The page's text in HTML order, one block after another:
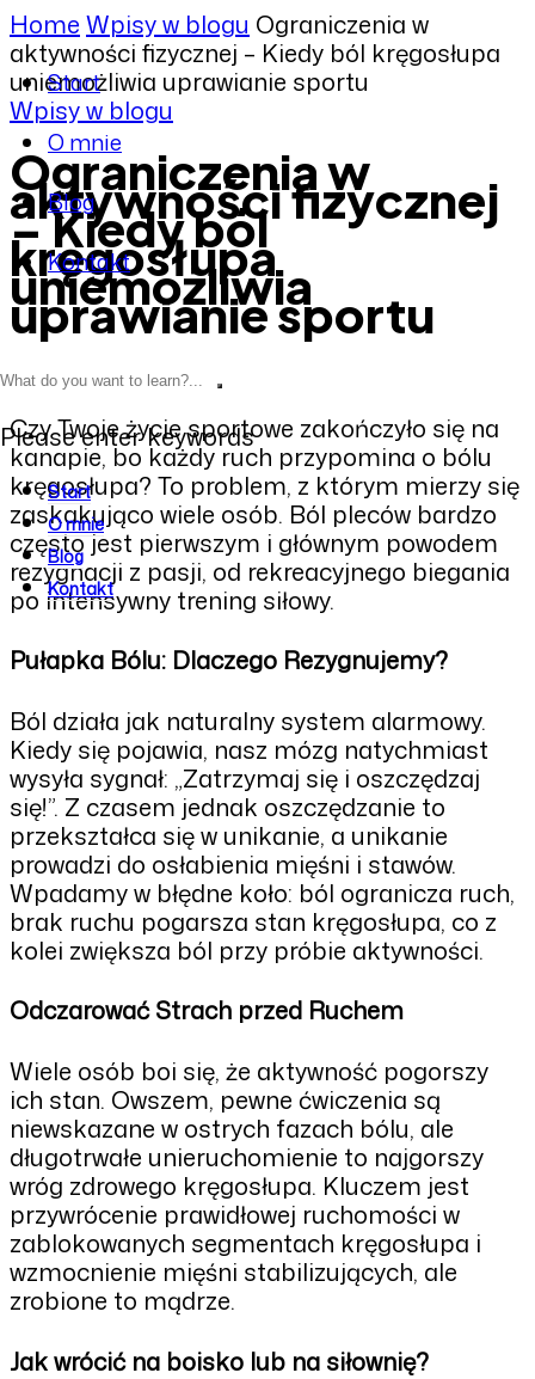
Start
O mnie
Blog
Kontakt
Please enter keywords
Start
O mnie
Blog
Kontakt
Home Wpisy w blogu Ograniczenia w
aktywności fizycznej – Kiedy ból kręgosłupa
uniemożliwia uprawianie sportu
Wpisy w blogu
Ograniczenia w
aktywności fizycznej
– Kiedy ból
kręgosłupa
uniemożliwia
uprawianie sportu
Czy Twoje życie sportowe zakończyło się na
kanapie, bo każdy ruch przypomina o bólu
kręgosłupa? To problem, z którym mierzy się
zaskakująco wiele osób. Ból pleców bardzo
często jest pierwszym i głównym powodem
rezygnacji z pasji, od rekreacyjnego biegania
po intensywny trening siłowy.
Pułapka Bólu: Dlaczego Rezygnujemy?
Ból działa jak naturalny system alarmowy.
Kiedy się pojawia, nasz mózg natychmiast
wysyła sygnał: „Zatrzymaj się i oszczędzaj
się!”. Z czasem jednak oszczędzanie to
przekształca się w unikanie, a unikanie
prowadzi do osłabienia mięśni i stawów.
Wpadamy w błędne koło: ból ogranicza ruch,
brak ruchu pogarsza stan kręgosłupa, co z
kolei zwiększa ból przy próbie aktywności.
Odczarować Strach przed Ruchem
Wiele osób boi się, że aktywność pogorszy
ich stan. Owszem, pewne ćwiczenia są
niewskazane w ostrych fazach bólu, ale
długotrwałe unieruchomienie to najgorszy
wróg zdrowego kręgosłupa. Kluczem jest
przywrócenie prawidłowej ruchomości w
zablokowanych segmentach kręgosłupa i
wzmocnienie mięśni stabilizujących, ale
zrobione to mądrze.
Jak wrócić na boisko lub na siłownię?